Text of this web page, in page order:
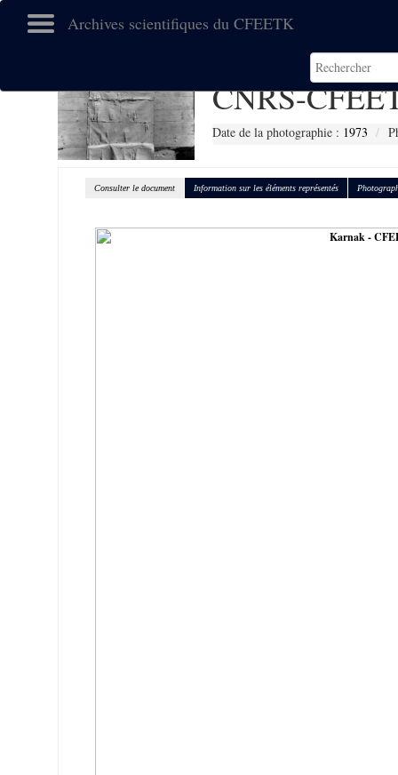
Archives scientifiques du CFEETK
CNRS-
Date de la photographie : 1973
Consulter le document Information sur les éléments représentés